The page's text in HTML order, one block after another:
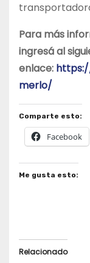
Para más
ingresá al
enlace:
merlo/
Comparte esto:
Facebook
Me gusta esto:
Relacionado